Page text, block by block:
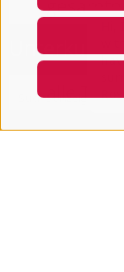
Sucheanzeigen
Hi,